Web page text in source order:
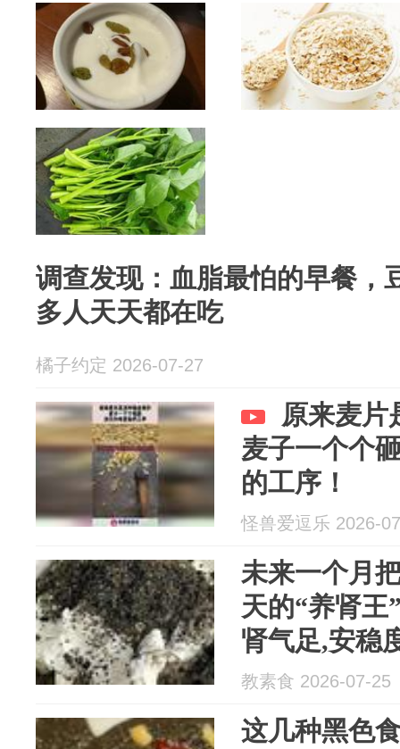
调查发现：血脂最怕的早餐，
多人天天都在吃
橘子约定 2026-07-27
原来麦片
麦子一个个
的工序！
怪兽爱逗乐 2026-
未来一个月
天的“养肾王
肾气足,安稳
教素食 2026-07-25
这几种黑色